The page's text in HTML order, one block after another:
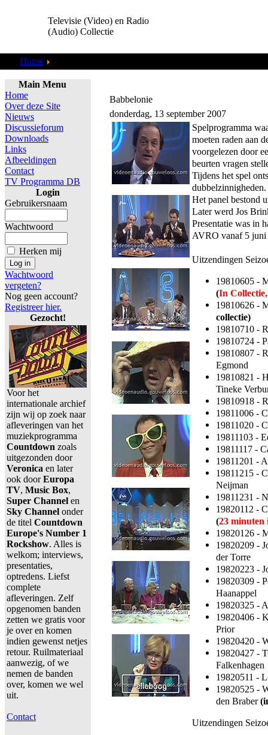
Televisie (Video) en Radio
(Audio) Collectie
Home
Main Menu
Home
Over deze Site
Nieuws
Discussieforum
Downloads
Links
Afbeeldingen
Contact
TV Programma DB
Login
Gebruikersnaam
Wachtwoord
Herken mij
Wachtwoord
vergeten?
Nog geen account?
Registreer hier.
Gezocht!
Voor het
internationale archief
zijn wij op zoek naar
afleveringen van het
muziekprogramma
Countdown zoals
uitgezonden door
Veronica en later
ook doorEuropa
TV, Music Box,
Super Channel en
Sky Channel onder
de titel Countdown
Europe's Number 1
Rockshow. Alles is
welkom; interviews,
presentaties,
optredens. Liefst
complete
afleveringen. Zelf
opgenomen banden
zetten we gratis voor
je over en komen
indien gewenst netjes
retour. Ruilmateriaal
aanwezig, of we
nemen de banden
over, komen we wel
uit.
Contact
Babbelonie
donderdag, 13 september 2007
Spelprogramma
moeten raden aan
voorgelezen door
beurten vragen
Tijdens het spel
dubbelzinnigheden.
Het panel bestond
Later werd Jos
Presentatie was in
AVRO vanaf 5 juni
Uitzendingen
19810605 -
(In
19810626 -
collectie)
19810710 -
19810724 -
19810807 -
Egmond
19810821 -
Tineke
19810918 -
19811006 -
19811020 -
19811103 -
19811117 -
19811201 -
19811215 -
Neijman
19811231 -
19820112 -
(23 minuten
19820126 -
19820209 -
der Torre
19820223 -
19820309 -
Haanappel
19820325 -
19820406 -
Prior
19820420 -
19820427 -
Falkenhagen
19820511 -
19820525 -
den Braber
Uitzendingen